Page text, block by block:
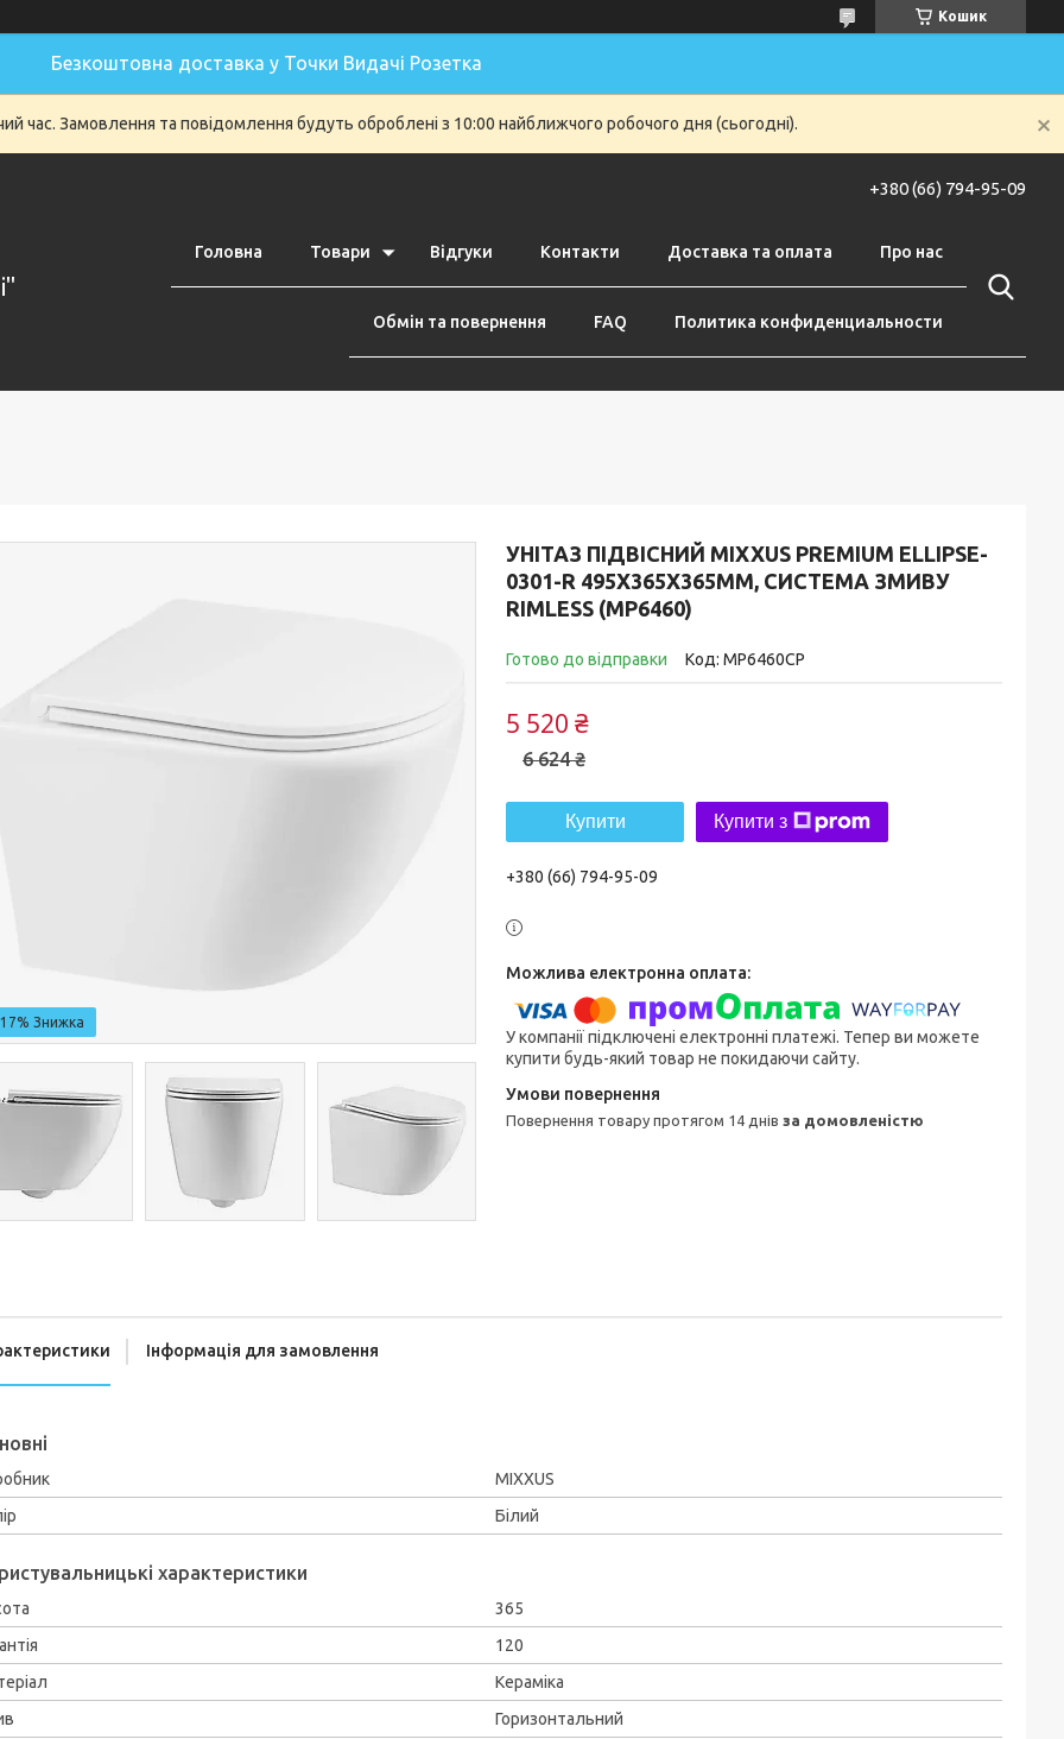
Кошик
Безкоштовна доставка у Точки Видачі Розетка
час. Замовлення та повідомлення будуть оброблені з 10:00 найближчого робочого дня (сьогодні).
+380 (66) 794-95-09
Головна Товари Відгуки Контакти Доставка та оплата Про нас
Обмін та повернення FAQ Политика конфиденциальности
УНІТАЗ ПІДВІСНИЙ MIXXUS PREMIUM ELLIPSE-
0301-R 495X365X365MM, СИСТЕМА ЗМИВУ
RIMLESS (MP6460)
Готово до відправки Код: MP6460CP
6 624 ₴
5 520 ₴
Купити Купити з
+380 (66) 794-95-09
У компанії підключені електронні платежі. Тепер ви можете
купити будь-який товар не покидаючи сайту.
повернення товару протягом 14 днів за домовленістю
Інформація для замовлення
MIXXUS
Білий
характеристики
365
120
Кераміка
Горизонтальний